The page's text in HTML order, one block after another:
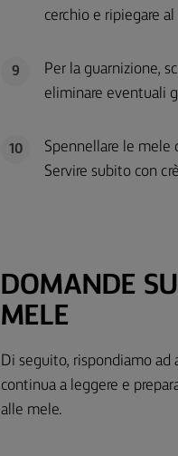
cerchio e ripiegare al
9
Per la guarnizione,
eliminare eventuali
10
Spennellare le mele
Servire subito con
DOMANDE
MELE
Di seguito, rispondiamo
continua a leggere e
alle mele.